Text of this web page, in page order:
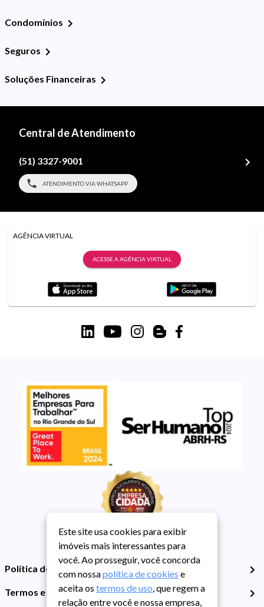
Condomínios
Seguros
Soluções Financeiras
Central de Atendimento
(51) 3327-9001
ATENDIMENTO VIA WHATSAPP
AGÊNCIA VIRTUAL
ACESSE A AGÊNCIA VIRTUAL
Política de Privacidade
Termos e Condições de Uso
Este site usa cookies para exibir
imóveis mais interessantes para
você. Ao prosseguir, você concorda
com nossapolítica de cookies e
aceita os termos de uso, que regem a
relação entre você e nossa empresa,